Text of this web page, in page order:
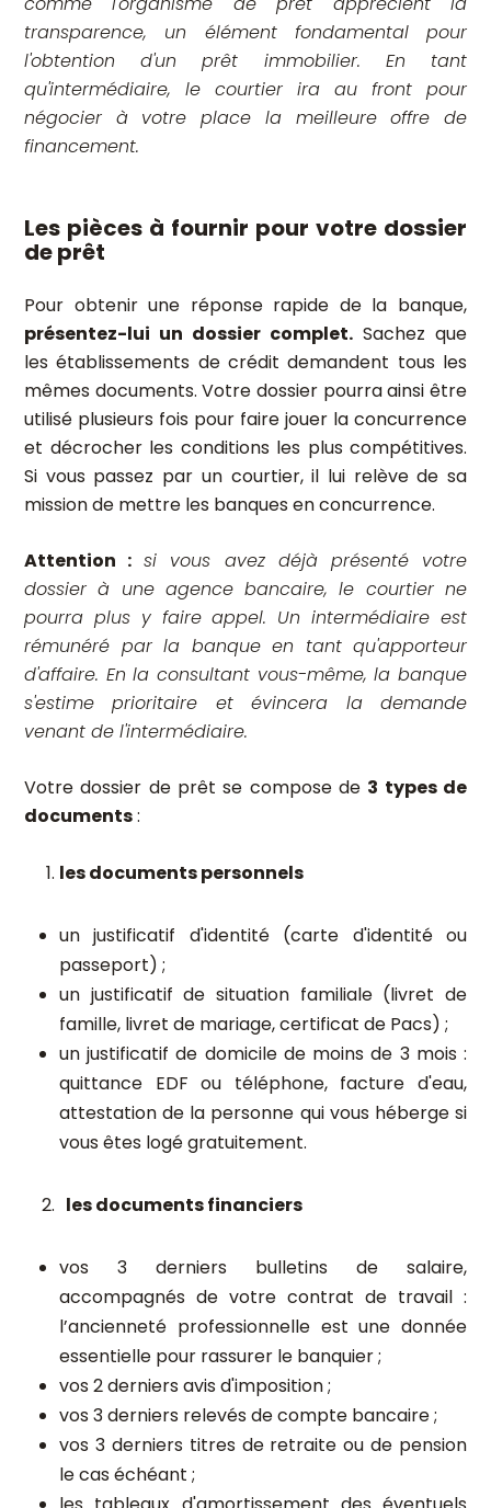
transparence, un élément fondamental pour
l'obtention d'un prêt immobilier. En tant
qu'intermédiaire, le courtier ira au front pour
négocier à votre place la meilleure offre de
financement.
Les pièces à fournir pour votre dossier
de prêt
Pour obtenir une réponse rapide de la banque,
présentez-lui un dossier complet. Sachez que
les établissements de crédit demandent tous les
mêmes documents. Votre dossier pourra ainsi être
utilisé plusieurs fois pour faire jouer la concurrence
et décrocher les conditions les plus compétitives.
Si vous passez par un courtier, il lui relève de sa
mission de mettre les banques en concurrence.
Attention : si vous avez déjà présenté votre
dossier à une agence bancaire, le courtier ne
pourra plus y faire appel. Un intermédiaire est
rémunéré par la banque en tant qu'apporteur
d'affaire. En la consultant vous-même, la banque
s'estime prioritaire et évincera la demande
venant de l'intermédiaire.
Votre dossier de prêt se compose de 3 types de
documents:
les documents personnels
un justificatif d'identité (carte d'identité ou
passeport) ;
un justificatif de situation familiale (livret de
famille, livret de mariage, certificat de Pacs) ;
un justificatif de domicile de moins de 3 mois :
quittance EDF ou téléphone, facture d'eau,
attestation de la personne qui vous héberge si
vous êtes logé gratuitement.
les documents financiers
vos 3 derniers bulletins de salaire,
accompagnés de votre contrat de travail :
l’ancienneté professionnelle est une donnée
essentielle pour rassurer le banquier ;
vos 2 derniers avis d'imposition ;
vos 3 derniers relevés de compte bancaire ;
vos 3 derniers titres de retraite ou de pension
le cas échéant ;